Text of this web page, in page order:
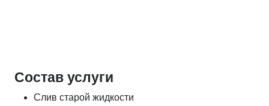
Состав услуги
Слив старой жидкости